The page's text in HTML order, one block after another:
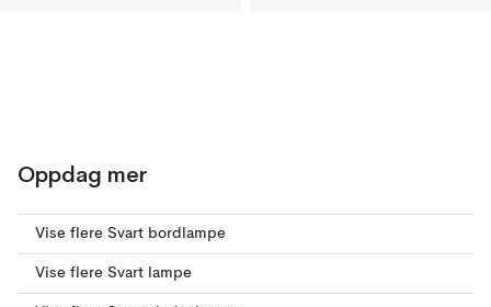
Oppdag mer
Vise flere Svart bordlampe
Vise flere Svart lampe